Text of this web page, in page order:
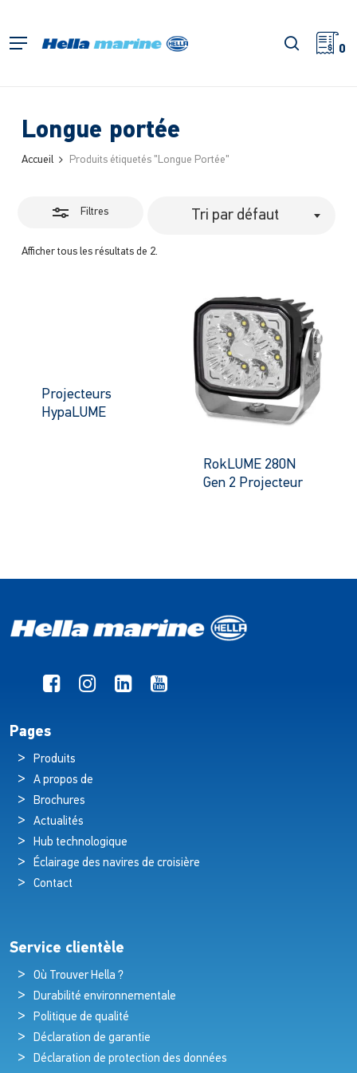
l'accueil
Menu 0
Longue portée
Accueil Produits étiquetés "Longue Portée"
Filtres
Afficher tous les résultats de 2.
Tri par défaut
Fermer
les
Projecteurs
HypaLUME
RokLUME 280N
Gen 2 Projecteur
Pages
Produits
A propos de
Brochures
Actualités
Hub technologique
Éclairage des navires de croisière
Contact
Service clientèle
Où Trouver Hella ?
Durabilité environnementale
Politique de qualité
Déclaration de garantie
Déclaration de protection des données